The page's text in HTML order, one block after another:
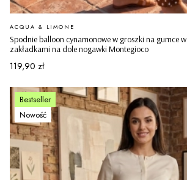
Spodnie balloon cynamonowe w groszki na gumce w pasie z kieszeniami i
zakładkami na dole nogawki Montegioco
PRODUCENT
ACQUA & LIMONE
Cena
119,90 zł
Bestseller
Nowość